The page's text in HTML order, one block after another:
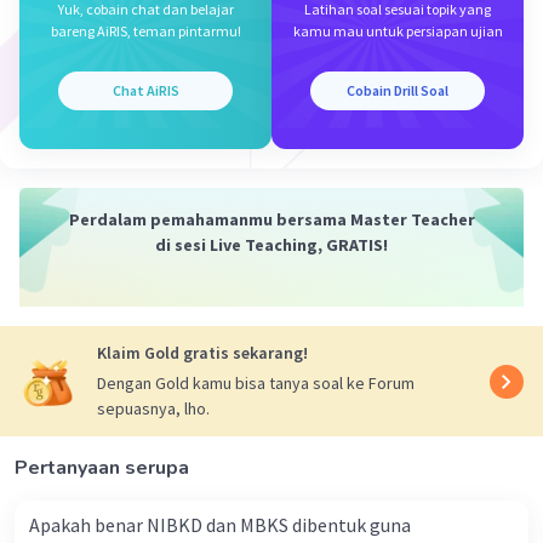
Indonesia, terutama daerah yang menjadi pusat
Jakarta, Surabaya dan Semarang.
Datangnya sekutu dan Belanda akibat dari
Inggris. Perundingan tersebut melahirkan Civil
Affairs Agreement. Civil Affairs Agreement adalah
panglima tentara pendudukan Inggris di
Indonesia akan memegang kekuasaan atas nama
pemerintah Belanda. Pelaksanaannya
diselenggarakan oleh NICA dibawah tanggung
jawab komando Inggris.
Pada tahap berikutnya kekuasaan itu akan
Yuk, cobain chat dan belajar
bareng AiRIS, teman pintarmu!
Chat AiRIS
Latihan soal sesuai topik yang
kamu mau untuk persiapan ujian
Cobain Drill Soal
Perdalam pemahamanmu bersama Master Teacher
di sesi Live Teaching, GRATIS!
Klaim Gold gratis sekarang!
Dengan Gold kamu bisa tanya soal ke Forum
sepuasnya, lho.
Pertanyaan serupa
Apakah benar NIBKD dan MBKS dibentuk guna